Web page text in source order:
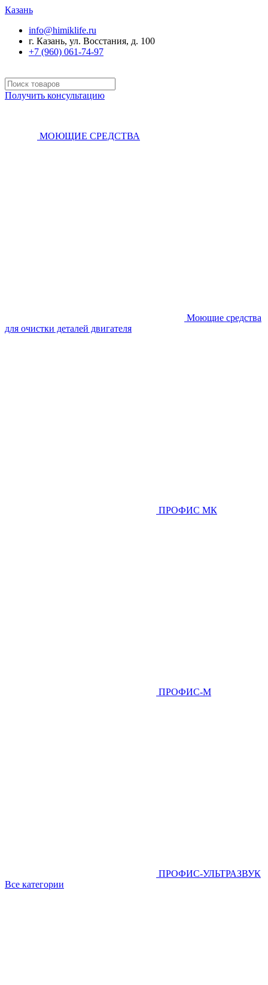
Казань
info@himiklife.ru
г. Казань, ул. Восстания, д. 100
+7 (960) 061-74-97
Получить консультацию
МОЮЩИЕ СРЕДСТВА
Моющие средства
для очистки деталей двигателя
ПРОФИС МК
ПРОФИС-М
ПРОФИС-УЛЬТРАЗВУК
Все категории